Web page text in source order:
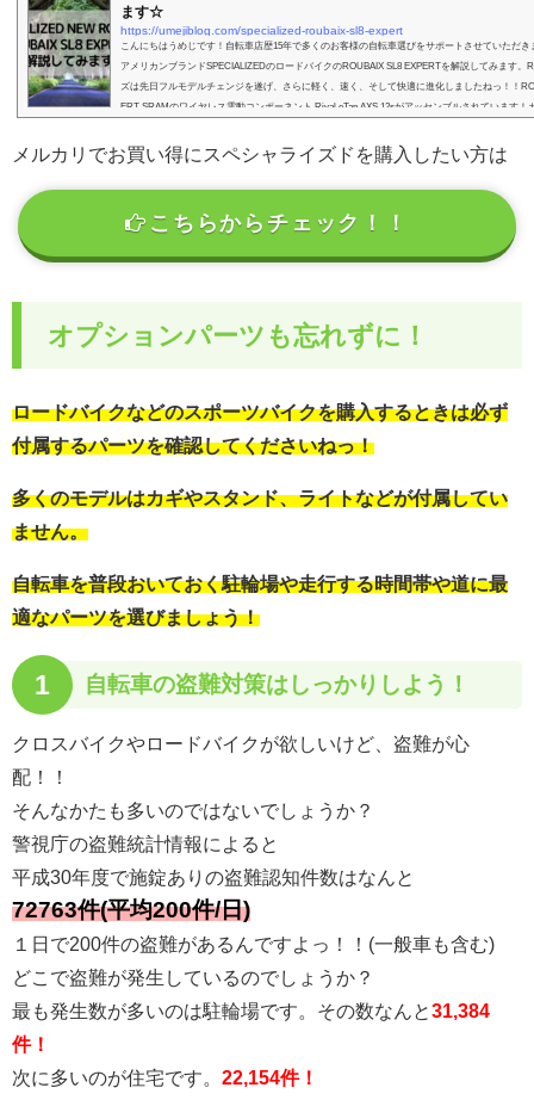
ます☆
https://umejiblog.com/specialized-roubaix-sl8-expert
こんにちはうめじです！自転車店歴15年で多くのお客様の自転車選びをサポートさせていただき
アメリカンブランドSPECIALIZEDのロードバイクのROUBAIX SL8 EXPERTを解説してみます。
ズは先日フルモデルチェンジを遂げ、さらに軽く、速く、そして快適に進化しましたねっ！！
ERT SRAMのワイヤレス電動コンポーネント Rival eTap AXS 12sがアッセンブルされています！
サイ...
メルカリでお買い得にスペシャライズドを購入したい方は
こちらからチェック！！
オプションパーツも忘れずに！
ロードバイクなどのスポーツバイクを購入するときは必ず
付属するパーツを確認してくださいねっ！
多くのモデルはカギやスタンド、ライトなどが付属してい
ません。
自転車を普段おいておく駐輪場や走行する時間帯や道に最
適なパーツを選びましょう！
1 自転車の盗難対策はしっかりしよう！
クロスバイクやロードバイクが欲しいけど、盗難が心
配！！
そんなかたも多いのではないでしょうか？
警視庁の盗難統計情報によると
平成30年度で施錠ありの盗難認知件数はなんと
72763件(平均200件/日)
１日で200件の盗難があるんですよっ！！(一般車も含む)
どこで盗難が発生しているのでしょうか？
最も発生数が多いのは駐輪場です。その数なんと31,384
件！
次に多いのが住宅です。 22,154件！